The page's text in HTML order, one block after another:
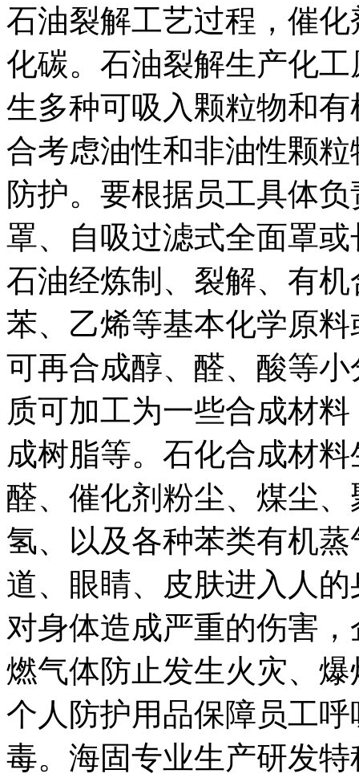
石油裂解工艺过程，催
化碳。石油裂解生产化
生多种可吸入颗粒物和
合考虑油性和非油性颗
防护。要根据员工具体
罩、自吸过滤式全面罩
石油经炼制、裂解、有
苯、乙烯等基本化学原
可再合成醇、醛、酸等
质可加工为一些合成材
成树脂等。石化合成材
醛、催化剂粉尘、煤尘
氢、以及各种苯类有机
道、眼睛、皮肤进入人
对身体造成严重的伤害
燃气体防止发生火灾、
个人防护用品保障员工
毒。海固专业生产研发